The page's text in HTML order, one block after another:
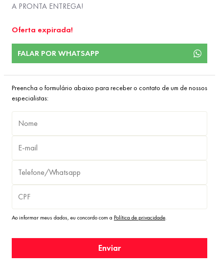
A PRONTA ENTREGA!
Oferta expirada!
FALAR POR WHATSAPP
Preencha o formulário abaixo para receber o contato de um de nossos
especialistas:
Ao informar meus dados, eu concordo com a Política de privacidade.
Enviar